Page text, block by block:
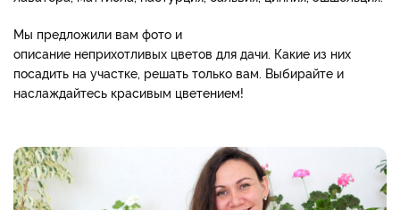
Мы предложили вам фото и
описание неприхотливых цветов для дачи. Какие из них
посадить на участке, решать только вам. Выбирайте и
наслаждайтесь красивым цветением!